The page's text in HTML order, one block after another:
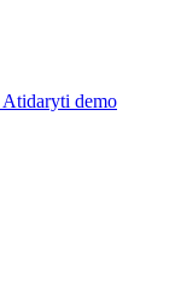
Atidaryti demo